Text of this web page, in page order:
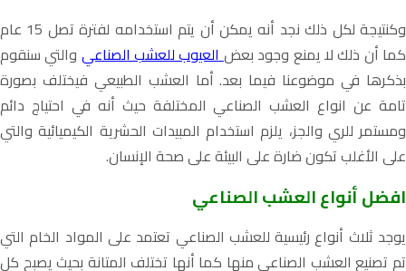
وكنتيجة لكل ذلك نجد أنه يمكن أن يتم استخدامه لفترة تصل 15 عام
كما أن ذلك لا يمنع وجود بعضالعيوب للعشب الصناعي والتي سنقوم
بذكرها في موضوعنا فيما بعد. أما العشب الطبيعي فيختلف بصورة
تامة عن انواع العشب الصناعي المختلفة حيث أنه في احتياج دائم
ومستمر للري والجز، يلزم استخدام المبيدات الحشرية الكيميائية والتي
على الأغلب تكون ضارة على البيئة على صحة الإنسان.
افضل أنواع العشب الصناعي
يوجد ثلاث أنواع رئيسية للعشب الصناعي تعتمد على المواد الخام التي
تم تصنيع العشب الصناعي منها كما أنها تختلف المتانة بحيث يصبح كل